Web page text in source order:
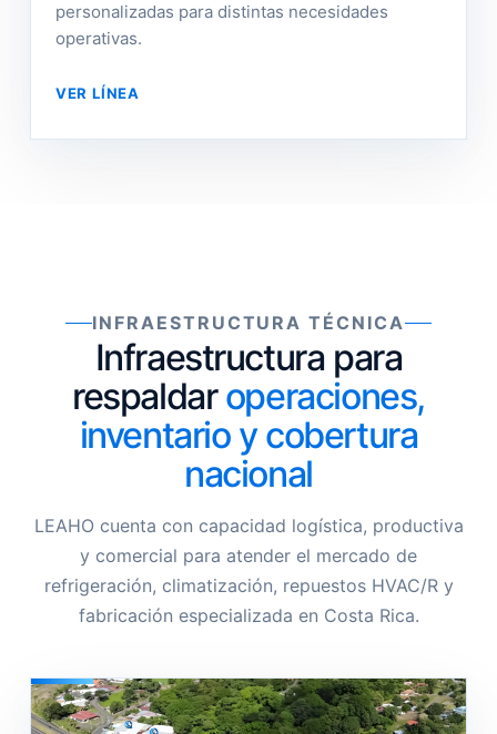
personalizadas para distintas necesidades
operativas.
VER LÍNEA
INFRAESTRUCTURA TÉCNICA
Infraestructura para
respaldaroperaciones,
inventario y cobertura
nacional
LEAHO cuenta con capacidad logística, productiva
y comercial para atender el mercado de
refrigeración, climatización, repuestos HVAC/R y
fabricación especializada en Costa Rica.